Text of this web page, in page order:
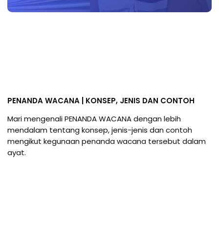
PENANDA WACANA | KONSEP, JENIS DAN CONTOH
Mari mengenali PENANDA WACANA dengan lebih
mendalam tentang konsep, jenis-jenis dan contoh
mengikut kegunaan penanda wacana tersebut dalam
ayat.